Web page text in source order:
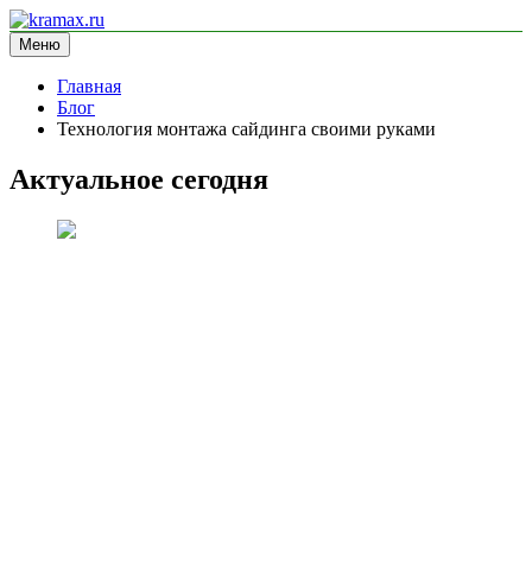
Перейти
к
содержимому
kramax.ru
блог про строительство
Меню
Главная
Блог
Технология монтажа сайдинга своими руками
Актуальное сегодня